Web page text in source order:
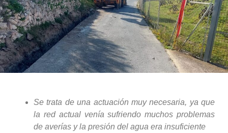
Se trata de una actuación muy necesaria, ya que
la red actual venía sufriendo muchos problemas
de averías y la presión del agua era insuficiente